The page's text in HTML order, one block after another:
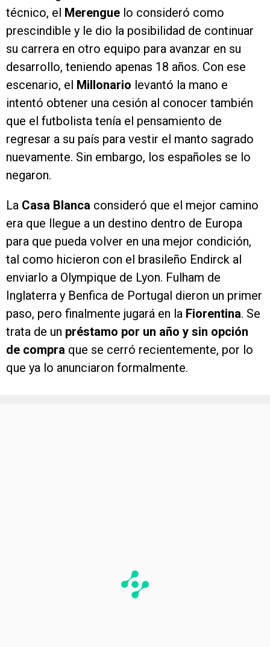
técnico, el Merengue lo consideró como
prescindible y le dio la posibilidad de continuar
su carrera en otro equipo para avanzar en su
desarrollo, teniendo apenas 18 años. Con ese
escenario, el Millonario levantó la mano e
intentó obtener una cesión al conocer también
que el futbolista tenía el pensamiento de
regresar a su país para vestir el manto sagrado
nuevamente. Sin embargo, los españoles se lo
negaron.
La Casa Blanca consideró que el mejor camino
era que llegue a un destino dentro de Europa
para que pueda volver en una mejor condición,
tal como hicieron con el brasileño Endirck al
enviarlo a Olympique de Lyon. Fulham de
Inglaterra y Benfica de Portugal dieron un primer
paso, pero finalmente jugará en la Fiorentina. Se
trata de un préstamo por un año y sin opción
de compra que se cerró recientemente, por lo
que ya lo anunciaron formalmente.